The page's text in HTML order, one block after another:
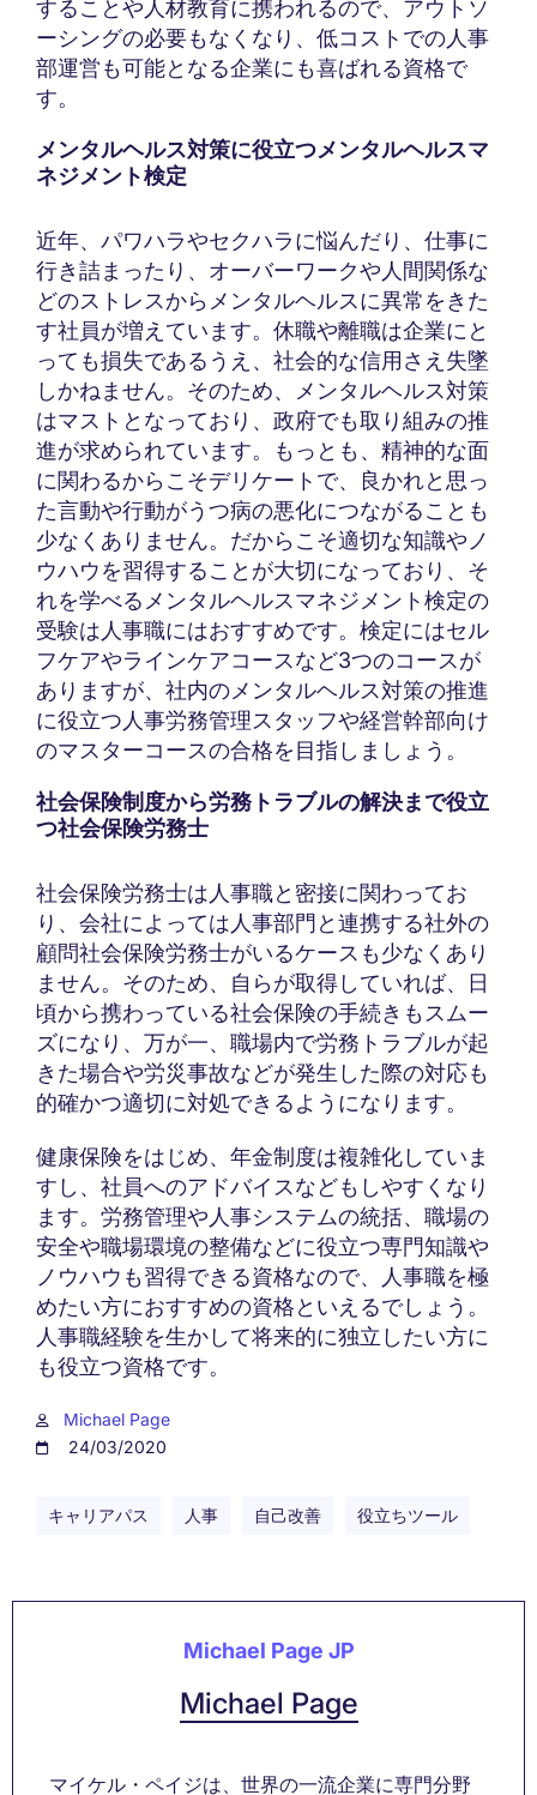
することや人材教育に携われるので、アウトソ
ーシングの必要もなくなり、低コストでの人事
部運営も可能となる企業にも喜ばれる資格で
す。
メンタルヘルス対策に役立つメンタルヘルスマ
ネジメント検定
近年、パワハラやセクハラに悩んだり、仕事に
行き詰まったり、オーバーワークや人間関係な
どのストレスからメンタルヘルスに異常をきた
す社員が増えています。休職や離職は企業にと
っても損失であるうえ、社会的な信用さえ失墜
しかねません。そのため、メンタルヘルス対策
はマストとなっており、政府でも取り組みの推
進が求められています。もっとも、精神的な面
に関わるからこそデリケートで、良かれと思っ
た言動や行動がうつ病の悪化につながることも
少なくありません。だからこそ適切な知識やノ
ウハウを習得することが大切になっており、そ
れを学べるメンタルヘルスマネジメント検定の
受験は人事職にはおすすめです。検定にはセル
フケアやラインケアコースなど3つのコースが
ありますが、社内のメンタルヘルス対策の推進
に役立つ人事労務管理スタッフや経営幹部向け
のマスターコースの合格を目指しましょう。
社会保険制度から労務トラブルの解決まで役立
つ社会保険労務士
社会保険労務士は人事職と密接に関わってお
り、会社によっては人事部門と連携する社外の
顧問社会保険労務士がいるケースも少なくあり
ません。そのため、自らが取得していれば、日
頃から携わっている社会保険の手続きもスムー
ズになり、万が一、職場内で労務トラブルが起
きた場合や労災事故などが発生した際の対応も
的確かつ適切に対処できるようになります。
健康保険をはじめ、年金制度は複雑化していま
すし、社員へのアドバイスなどもしやすくなり
ます。労務管理や人事システムの統括、職場の
安全や職場環境の整備などに役立つ専門知識や
ノウハウも習得できる資格なので、人事職を極
めたい方におすすめの資格といえるでしょう。
人事職経験を生かして将来的に独立したい方に
も役立つ資格です。
Michael Page
24/03/2020
キャリアパス 人事 自己改善 役立ちツール
Michael Page JP
Michael Page
マイケル・ペイジは、世界の一流企業に専門分野